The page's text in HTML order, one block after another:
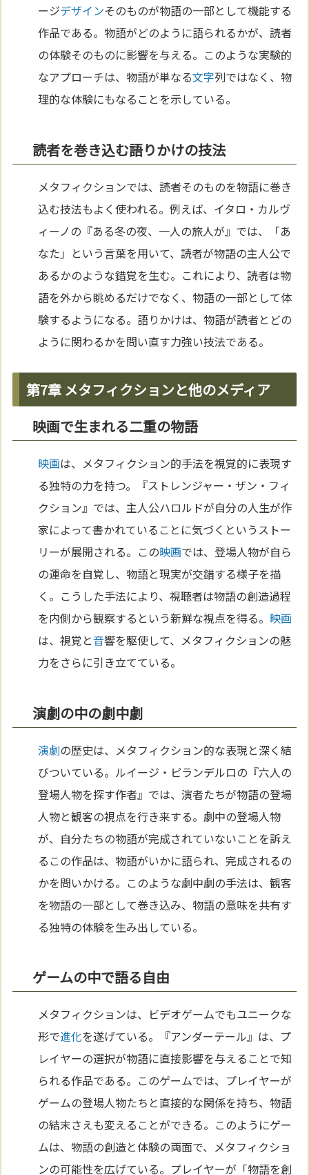
ージデザインそのものが物語の一部として機能する
作品である。物語がどのように語られるかが、読者
の体験そのものに影響を与える。このような実験的
なアプローチは、物語が単なる文字列ではなく、物
理的な体験にもなることを示している。
読者を巻き込む語りかけの技法
メタフィクションでは、読者そのものを物語に巻き
込む技法もよく使われる。例えば、イタロ・カルヴ
ィーノの『ある冬の夜、一人の旅人が』では、「あ
なた」という言葉を用いて、読者が物語の主人公で
あるかのような錯覚を生む。これにより、読者は物
語を外から眺めるだけでなく、物語の一部として体
験するようになる。語りかけは、物語が読者とどの
ように関わるかを問い直す力強い技法である。
第7章 メタフィクションと他のメディア
映画で生まれる二重の物語
映画は、メタフィクション的手法を視覚的に表現す
る独特の力を持つ。『ストレンジャー・ザン・フィ
クション』では、主人公ハロルドが自分の人生が作
家によって書かれていることに気づくというストー
リーが展開される。この映画では、登場人物が自ら
の運命を自覚し、物語と現実が交錯する様子を描
く。こうした手法により、視聴者は物語の創造過程
を内側から観察するという新鮮な視点を得る。 映画
は、視覚と音響を駆使して、メタフィクションの魅
力をさらに引き立てている。
演劇の中の劇中劇
演劇の歴史は、メタフィクション的な表現と深く結
びついている。ルイージ・ピランデルロの『六人の
登場人物を探す作者』では、演者たちが物語の登場
人物と観客の視点を行き来する。劇中の登場人物
が、自分たちの物語が完成されていないことを訴え
るこの作品は、物語がいかに語られ、完成されるの
かを問いかける。このような劇中劇の手法は、観客
を物語の一部として巻き込み、物語の意味を共有す
る独特の体験を生み出している。
ゲームの中で語る自由
メタフィクションは、ビデオゲームでもユニークな
形で進化を遂げている。『アンダーテール』は、プ
レイヤーの選択が物語に直接影響を与えることで知
られる作品である。このゲームでは、プレイヤーが
ゲームの登場人物たちと直接的な関係を持ち、物語
の結末さえも変えることができる。このようにゲー
ムは、物語の創造と体験の両面で、メタフィクショ
ンの可能性を広げている。プレイヤーが「物語を創